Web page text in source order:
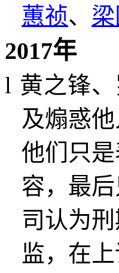
蕙祯、
2017年
l 黄之锋
及煽惑
他们只
容，最
司认为
监，在